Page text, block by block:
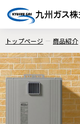
トップページ 商品紹介